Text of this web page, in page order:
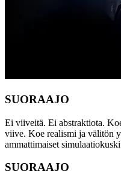
SUORAAJO
Ei viiveitä. Ei abstraktiota.
viive. Koe realismi ja välitön
ammattimaiset
SUORAAJO